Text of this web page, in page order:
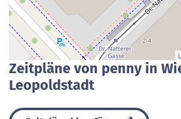
Zeitpläne von penny in
Leopoldstadt